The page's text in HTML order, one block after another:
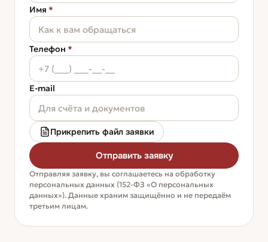
Имя *
Телефон *
E-mail
Прикрепить файл заявки
Отправить заявку
Отправляя заявку, вы соглашаетесь на обработку
персональных данных (152-ФЗ «О персональных
данных»). Данные храним защищённо и не передаём
третьим лицам.